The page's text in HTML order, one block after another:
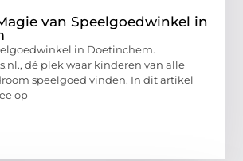
van Speelgoedwinkel in
in Doetinchem.
dé plek waar kinderen van alle
speelgoed vinden. In dit artikel
op